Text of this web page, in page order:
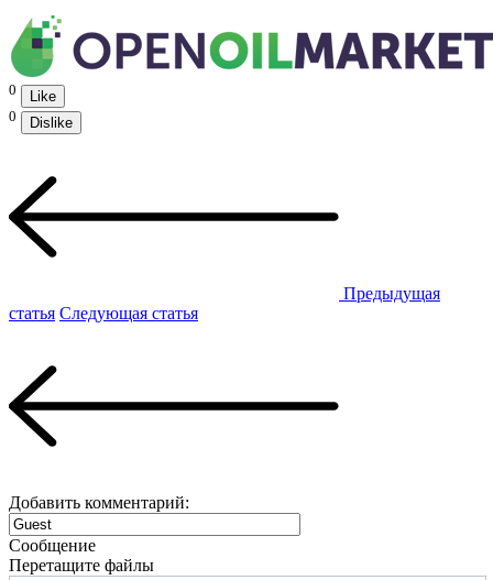
0
Like
0
Dislike
Предыдущая
статья Следующая статья
Добавить комментарий:
Сообщение
Перетащите файлы